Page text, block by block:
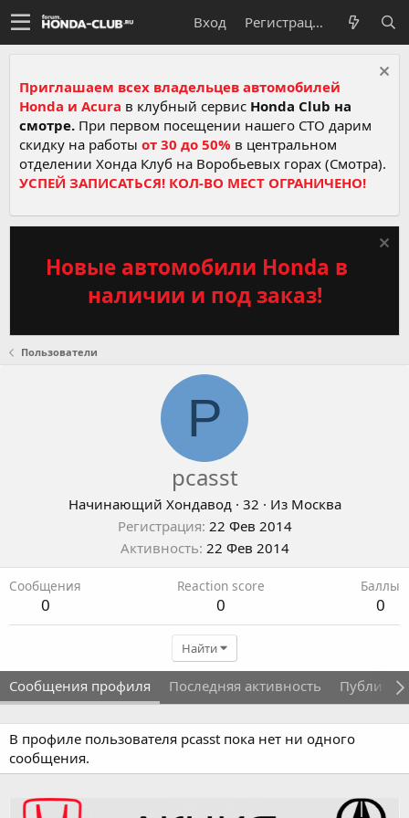
Вход Регистрация
Приглашаем всех владельцев автомобилей
Honda и Acura в клубный сервис Honda Club на
смотре. При первом посещении нашего СТО дарим
скидку на работы от 30 до 50% в центральном
отделении Хонда Клуб на Воробьевых горах (Смотра).
УСПЕЙ ЗАПИСАТЬСЯ! КОЛ-ВО МЕСТ ОГРАНИЧЕНО!
Новые автомобили Honda в
наличии и под заказ!
Пользователи
P
pcasst
Начинающий Хондавод · 32 · Из Москва
Регистрация 22 Фев 2014
Активность 22 Фев 2014
Сообщения
0
Reaction score
0
Баллы
0
Найти
Сообщения профиля Последняя активность
В профиле пользователя pcasst пока нет ни одного
сообщения.